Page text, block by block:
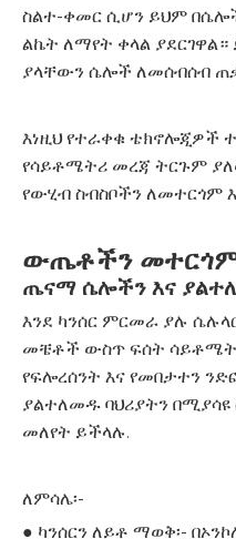
ስልተ-ቀመር ሲሆን ይህም
ልኬት ለማየት ቀላል ያደርገዋል።
ያላቸውን ሴሎች ለመሰብሰብ
እነዚህ የተራቀቁ ቴክኖሎጂዎች
የሳይቶሜትሪ መረጃ ትርጉም
የውሂብ ስብስቦችን ለመተርጎም
ውጤቶችን
ጤናማ ሴሎችን እና
እንደ ካንሰር ምርመራ ያሉ
መቼቶች ውስጥ ፍሰት
የፍሎረሰንት እና የመበታተን
ያልተለመዱ ባህሪያትን
መለየት ይችላሉ.
ለምሳሌ፡-
● ካንሰርን ለይቶ ማወቅ፡-